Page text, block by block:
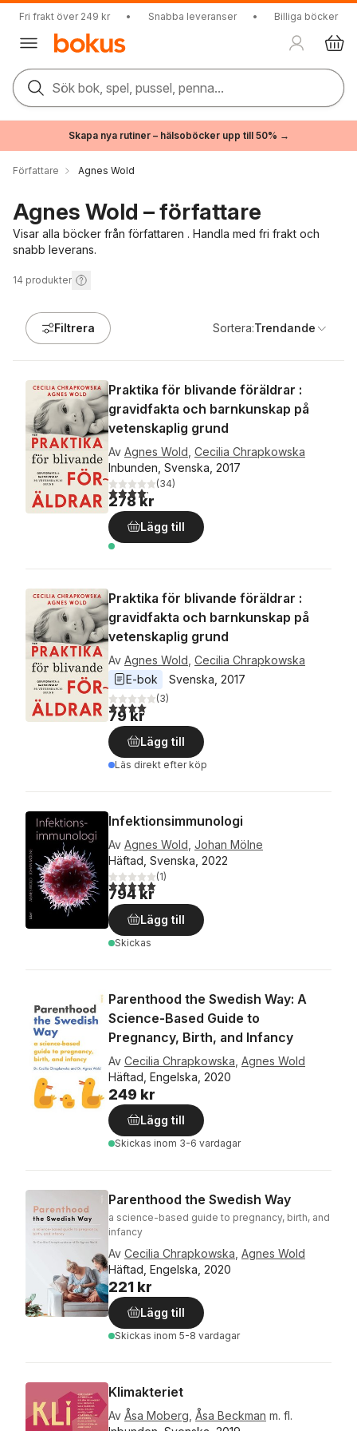
Fri frakt över 249 kr • Snabba leveranser • Billiga böcker
Sök bok, spel, pussel, penna...
Skapa nya rutiner – hälsoböcker upp till 50% →
Författare Agnes Wold
Agnes Wold – författare
Visar alla böcker från författaren . Handla med fri frakt och
snabb leverans.
14 produkter
Filtrera Sortera:Trendande
Praktika för blivande föräldrar :
gravidfakta och barnkunskap på
vetenskaplig grund
Av Agnes Wold Cecilia Chrapkowska
Inbunden, Svenska, 2017
4,2utav 5 stjärnor. Totalt antal röster:
(34)
278 kr
Lägg till
Praktika för blivande föräldrar :
gravidfakta och barnkunskap på
vetenskaplig grund
Av Agnes Wold Cecilia Chrapkowska
E-bok
Svenska 2017
4,0utav 5 stjärnor. Totalt antal röster:
(3)
79 kr
Lägg till
Läs direkt efter köp
Infektionsimmunologi
Av Agnes Wold Johan Mölne
Häftad, Svenska, 2022
5,0utav 5 stjärnor. Totalt antal röster:
(1)
794 kr
Lägg till
Skickas
Parenthood the Swedish Way: A
Science-Based Guide to
Pregnancy, Birth, and Infancy
Av Cecilia Chrapkowska Agnes Wold
Häftad, Engelska, 2020
249 kr
Lägg till
Skickas inom 3-6 vardagar
Parenthood the Swedish Way
a science-based guide to pregnancy, birth, and
infancy
Av Cecilia Chrapkowska Agnes Wold
Häftad, Engelska, 2020
221 kr
Lägg till
Skickas inom 5-8 vardagar
Klimakteriet
Av Åsa Moberg Åsa Beckman m. fl.